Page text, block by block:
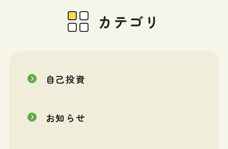
カテゴリ
自己投資
お知らせ